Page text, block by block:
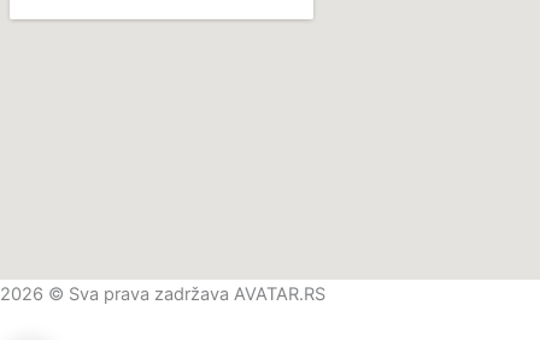
2026 © Sva prava zadržava AVATAR.RS